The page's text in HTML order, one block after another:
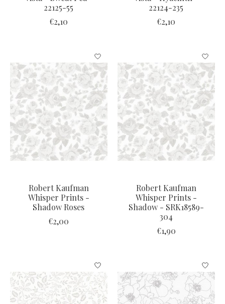
22125-55
€2,10
22124-235
€2,10
Robert Kaufman
Whisper Prints -
Shadow Roses
€2,00
Robert Kaufman
Whisper Prints -
Shadow - SRK18589-
304
€1,90